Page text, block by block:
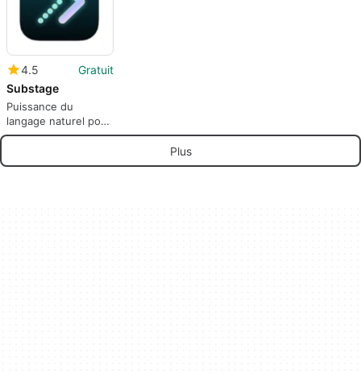
4.5
Gratuit
Substage
Puissance du
langage naturel pour
les utilisateurs de
Plus